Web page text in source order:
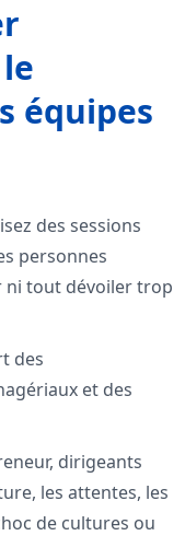
équipes
des sessions
personnes
ni tout dévoiler trop
des
et des
dirigeants
les attentes, les
de cultures ou